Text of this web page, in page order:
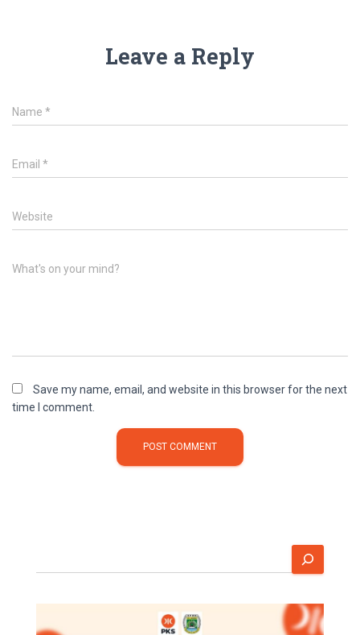
Leave a Reply
Name *
Email *
Website
What's on your mind?
Save my name, email, and website in this browser for the next
time I comment.
e
r